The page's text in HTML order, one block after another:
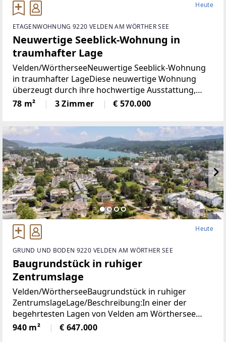
Heute
ETAGENWOHNUNG 9220 VELDEN AM WÖRTHER SEE
Neuwertige Seeblick-Wohnung in
traumhafter Lage
Velden/WörtherseeNeuwertige Seeblick-Wohnung
in traumhafter LageDiese neuwertige Wohnung
überzeugt durch ihre hochwertige Ausstattung,
durchdachte Raumaufteilung und einen
eindrucksvollen Blick auf den Wörthersee. Auf rund
78 m² 3 Zimmer € 570.000
Heute
GRUND UND BODEN 9220 VELDEN AM WÖRTHER SEE
Baugrundstück in ruhiger
Zentrumslage
Velden/WörtherseeBaugrundstück in ruhiger
ZentrumslageLage/Beschreibung:In einer der
begehrtesten Lagen von Velden am Wörthersee
befindet sich dieses ca. 940 m² große Grundstück,
das mit seiner ruhigen und dennoch zentralen Lage
940 m² € 647.000